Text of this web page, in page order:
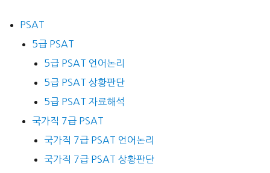
PSAT
5급 PSAT
5급 PSAT 언어논리
5급 PSAT 상황판단
5급 PSAT 자료해석
국가직 7급 PSAT
국가직 7급 PSAT 언어논리
국가직 7급 PSAT 상황판단